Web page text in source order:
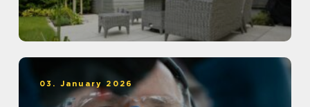
03. January 2026